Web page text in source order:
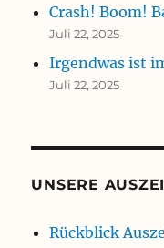
Crash! Boom!
Juli 22, 2025
Irgendwas ist
Juli 22, 2025
UNSERE
Rückblick